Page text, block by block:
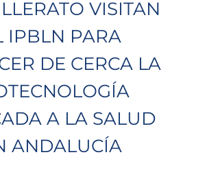
VISITAN
IPBLN PARA
DE CERCA LA
A LA SALUD
ANDALUCÍA